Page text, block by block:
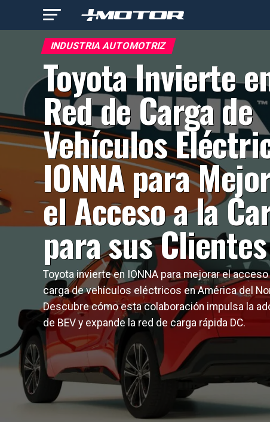
INDUSTRIA AUTOMOTRIZ
Toyota Invierte
Red de Carga de
Vehículos
IONNA para
el Acceso a la
para sus Clientes
Toyota invierte en IONNA para mejorar el acceso
carga de vehículos eléctricos en América del
Descubre cómo esta colaboración impulsa la
de BEV y expande la red de carga rápida DC.